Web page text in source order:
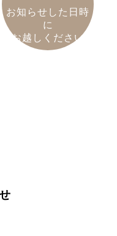
お知らせした日時
に
お越しください